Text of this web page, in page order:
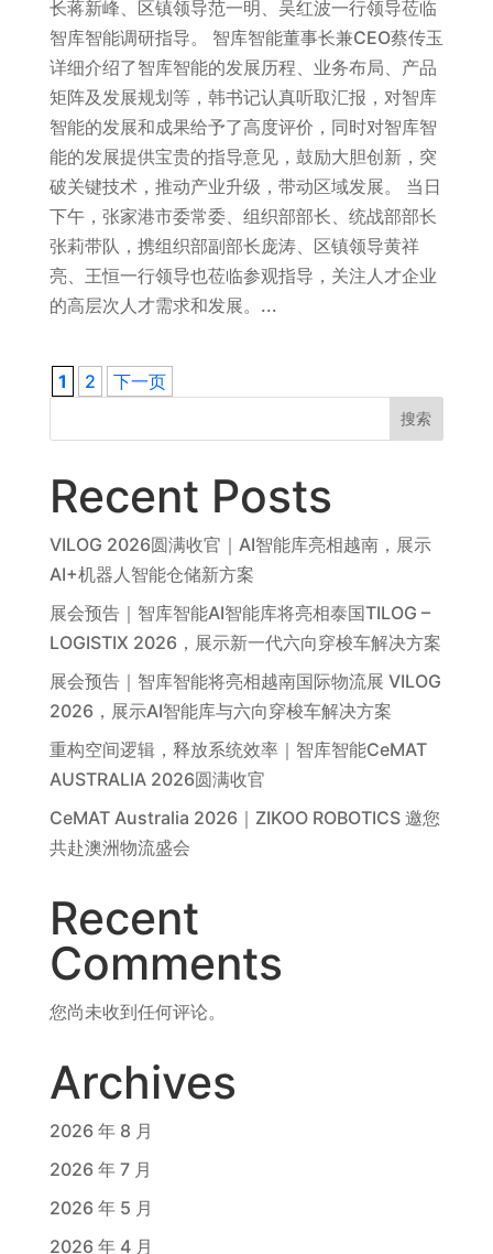
长蒋新峰、区镇领导范一明、吴红波一行领导莅临
智库智能调研指导。 智库智能董事长兼CEO蔡传玉
详细介绍了智库智能的发展历程、业务布局、产品
矩阵及发展规划等，韩书记认真听取汇报，对智库
智能的发展和成果给予了高度评价，同时对智库智
能的发展提供宝贵的指导意见，鼓励大胆创新，突
破关键技术，推动产业升级，带动区域发展。 当日
下午，张家港市委常委、组织部部长、统战部部长
张莉带队，携组织部副部长庞涛、区镇领导黄祥
亮、王恒一行领导也莅临参观指导，关注人才企业
的高层次人才需求和发展。...
1 2 下一页
搜索
Recent Posts
VILOG 2026圆满收官｜AI智能库亮相越南，展示
AI+机器人智能仓储新方案
展会预告｜智库智能AI智能库将亮相泰国TILOG –
LOGISTIX 2026，展示新一代六向穿梭车解决方案
展会预告｜智库智能将亮相越南国际物流展 VILOG
2026，展示AI智能库与六向穿梭车解决方案
重构空间逻辑，释放系统效率｜智库智能CeMAT
AUSTRALIA 2026圆满收官
CeMAT Australia 2026｜ZIKOO ROBOTICS 邀您
共赴澳洲物流盛会
Recent
Comments
您尚未收到任何评论。
Archives
2026 年 8 月
2026 年 7 月
2026 年 5 月
2026 年 4 月